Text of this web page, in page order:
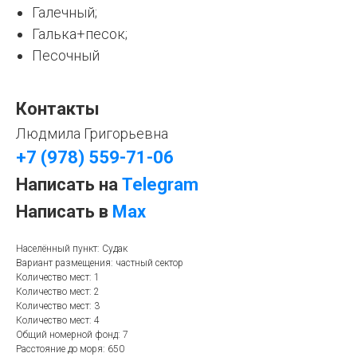
Галечный;
Галька+песок;
Песочный
Контакты
Людмила Григорьевна
+7 (978) 559-71-06
Написать на Telegram
Написать в Max
Населённый пункт: Судак
Вариант размещения: частный сектор
Количество мест: 1
Количество мест: 2
Количество мест: 3
Количество мест: 4
Общий номерной фонд: 7
Расстояние до моря: 650